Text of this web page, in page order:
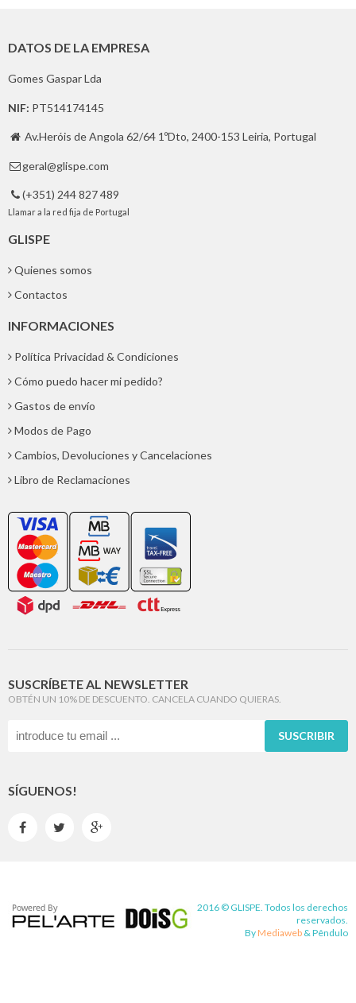
DATOS DE LA EMPRESA
Gomes Gaspar Lda
NIF: PT514174145
 Av.Heróis de Angola 62/64 1ºDto, 2400-153 Leiria, Portugal
 geral@glispe.com
 (+351) 244 827 489
Llamar a la red fija de Portugal
GLISPE
Quienes somos
Contactos
INFORMACIONES
Política Privacidad & Condiciones
Cómo puedo hacer mi pedido?
Gastos de envío
Modos de Pago
Cambios, Devoluciones y Cancelaciones
Libro de Reclamaciones
SUSCRÍBETE AL NEWSLETTER
OBTÉN UN 10% DE DESCUENTO. CANCELA CUANDO QUIERAS.
SUSCRIBIR
SÍGUENOS!
  
2016 © GLISPE. Todos los derechos
reservados.
By Mediaweb & Pêndulo